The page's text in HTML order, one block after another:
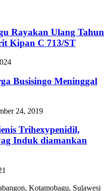
Rayakan Ulang Tahun
Kipan C 713/ST
Busisingo Meninggal
24, 2019
Trihexypenidil,
Induk diamankan
Kotamobagu, Sulawesi